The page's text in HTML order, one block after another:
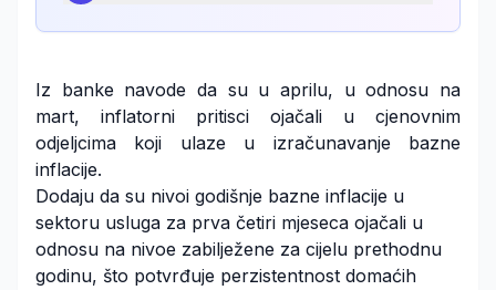
Iz banke navode da su u aprilu, u odnosu na
mart, inflatorni pritisci ojačali u cjenovnim
odjeljcima koji ulaze u izračunavanje bazne
inflacije.
Dodaju da su nivoi godišnje bazne inflacije u
sektoru usluga za prva četiri mjeseca ojačali u
odnosu na nivoe zabilježene za cijelu prethodnu
godinu, što potvrđuje perzistentnost domaćih